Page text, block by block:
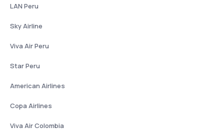
LAN Peru
Sky Airline
Viva Air Peru
Star Peru
American Airlines
Copa Airlines
Viva Air Colombia